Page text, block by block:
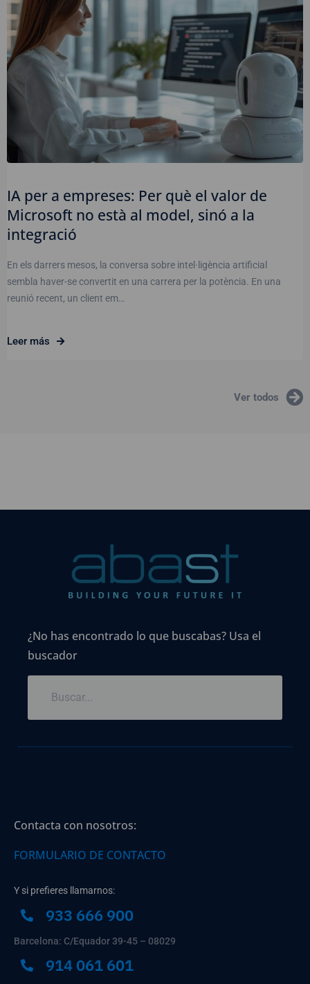
IA per a empreses: Per què el valor de
Microsoft no està al model, sinó a la
integració
En els darrers mesos, la conversa sobre intel·ligència artificial
sembla haver-se convertit en una carrera per la potència. En una
reunió recent, un client em…
Leer más
Ver todos
¿No has encontrado lo que buscabas? Usa el
buscador
Contacta con nosotros:
FORMULARIO DE CONTACTO
Y si prefieres llamarnos:
933 666 900
Barcelona: C/Equador 39-45 – 08029
914 061 601